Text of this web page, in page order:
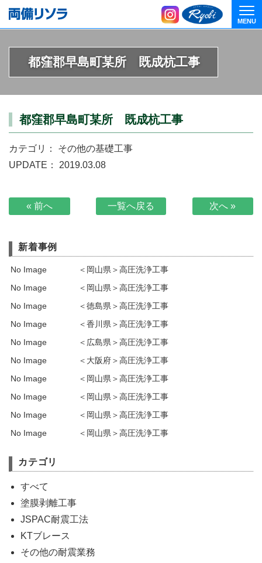
MENU
都窪郡早島町某所 既成杭工事
都窪郡早島町某所 既成杭工事
カテゴリ： その他の基礎工事
UPDATE： 2019.03.08
« 前へ 一覧へ戻る 次へ »
新着事例
No Image
＜岡山県＞高圧洗浄工事
No Image
＜岡山県＞高圧洗浄工事
No Image
＜徳島県＞高圧洗浄工事
No Image
＜香川県＞高圧洗浄工事
No Image
＜広島県＞高圧洗浄工事
No Image
＜大阪府＞高圧洗浄工事
No Image
＜岡山県＞高圧洗浄工事
No Image
＜岡山県＞高圧洗浄工事
No Image
＜岡山県＞高圧洗浄工事
No Image
＜岡山県＞高圧洗浄工事
カテゴリ
すべて
塗膜剥離工事
JSPAC耐震工法
KTブレース
その他の耐震業務